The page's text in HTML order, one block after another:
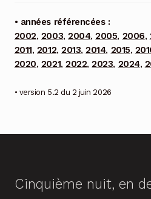
• années référencées :
2002, 2003,2004,2005, 2006,
2011, 2012,2013,2014, 2015,
2020, 2021,2022,2023, 2024,
• version 5.2 du 2 juin 2026
Cinquième nuit, en